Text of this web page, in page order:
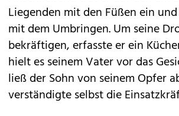
Liegenden mit den Füßen ein
mit dem Umbringen. Um seine
bekräftigen, erfasste er ein
hielt es seinem Vater vor das
ließ der Sohn von seinem Opfer
verständigte selbst die